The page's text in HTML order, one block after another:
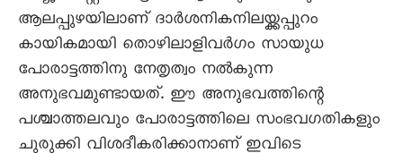
ആലപ്പുഴയിലാണ് ദാർശനികനിലയ്ക്കപ്പുറം
കായികമായി തൊഴിലാളിവർഗം സായുധ
പോരാട്ടത്തിനു നേതൃത്വം നൽകുന്ന
അനുഭവമുണ്ടായത്. ഈ അനുഭവത്തിന്റെ
പശ്ചാത്തലവും പോരാട്ടത്തിലെ സംഭവഗതികളും
ചുരുക്കി വിശദീകരിക്കാനാണ് ഇവിടെ